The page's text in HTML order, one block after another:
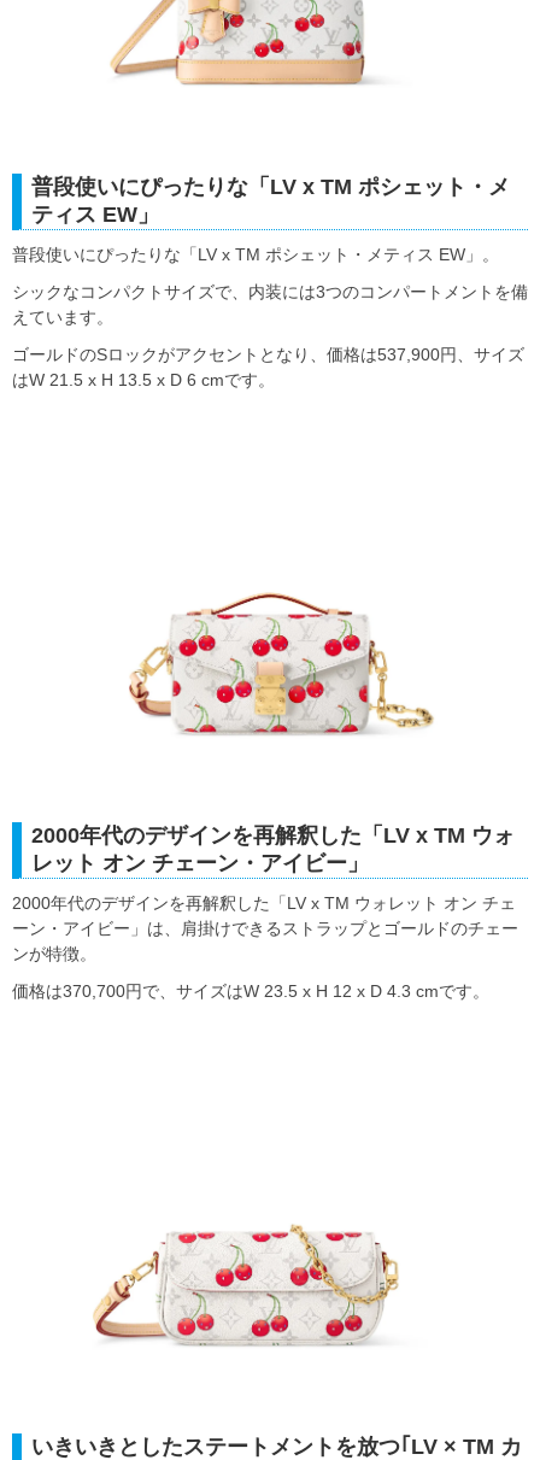
普段使いにぴったりな「LV x TM ポシェット・メ
ティス EW」
普段使いにぴったりな「LV x TM ポシェット・メティス EW」。
シックなコンパクトサイズで、内装には3つのコンパートメントを備
えています。
ゴールドのSロックがアクセントとなり、価格は537,900円、サイズ
はW 21.5 x H 13.5 x D 6 cmです。
2000年代のデザインを再解釈した「LV x TM ウォ
レット オン チェーン・アイビー」
2000年代のデザインを再解釈した「LV x TM ウォレット オン チェ
ーン・アイビー」は、肩掛けできるストラップとゴールドのチェー
ンが特徴。
価格は370,700円で、サイズはW 23.5 x H 12 x D 4.3 cmです。
いきいきとしたステートメントを放つ｢LV × TM カ